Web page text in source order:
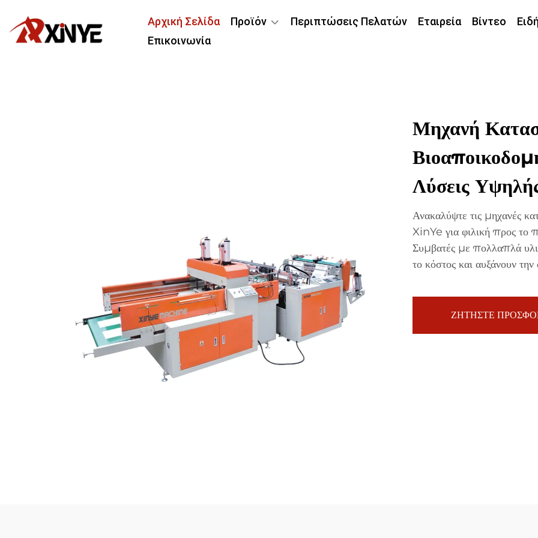
Αρχική Σελίδα Προϊόν Περιπτώσεις Πελατών Εταιρεία Βίντεο
Επικοινωνία
Μηχανή
Λύσεις
Ανακαλύψτε τις μηχανές
XinYe για φιλική προς το
Συμβατές με πολλαπλά
το κόστος και αυξάνουν
ΖΗΤΗΣΤΕ